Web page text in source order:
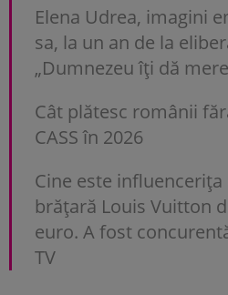
Elena Udrea, imagini
sa, la un an de la
„Dumnezeu îți dă
Cât plătesc românii
CASS în 2026
Cine este
brățară Louis Vuitton
euro. A fost
TV